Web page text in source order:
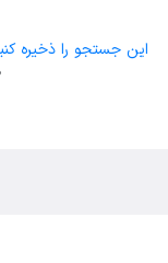
این جستجو را ذخیره